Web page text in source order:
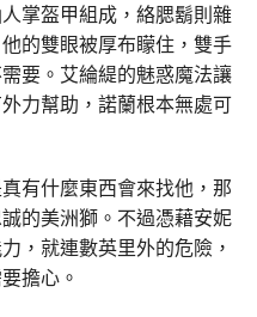
掌盔甲組成，絡腮鬍則雜
的雙眼被厚布矇住，雙手
要。艾綸緹的魅惑魔法讓
力幫助，諾蘭根本無處可
有什麼東西會來找他，那
的美洲獅。不過憑藉安妮
，就連數英里外的危險，
擔心。